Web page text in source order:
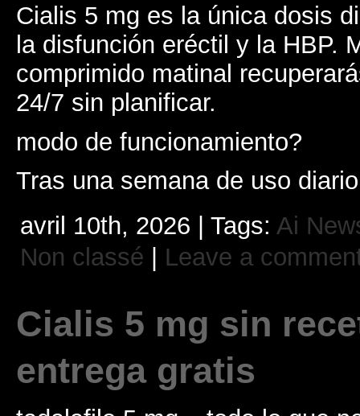
Cialis 5 mg es la única dosis
la disfunción eréctil y la HBP.
comprimido matinal
24/7 sin planificar.
modo de funcionamiento?
Tras una semana de uso
avril 10th, 2026 | Tags: Ai
Non classé
Leave a
Cialis 5 mg sin
entrega gratis